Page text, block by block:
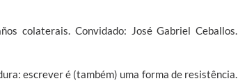
colaterais. Convidado: José Gabriel Ceballos.
escrever é (também) uma forma de resistência.